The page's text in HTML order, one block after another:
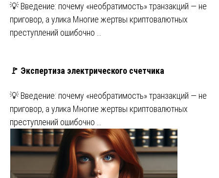
💡 Введение: почему «необратимость» транзакций — не
приговор, а улика Многие жертвы криптовалютных
преступлений ошибочно …
🚩 Экспертиза электрического счетчика
💡 Введение: почему «необратимость» транзакций — не
приговор, а улика Многие жертвы криптовалютных
преступлений ошибочно …